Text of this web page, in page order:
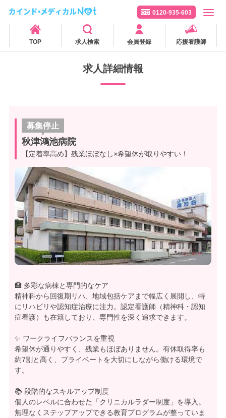
0120-935-603
TOP 求人検索 会員登録 応援看護師
求人詳細情報
募集停止
秋津鴻池病院
【定着率高め】残業ほぼなし×希望休が取りやすい！
🏥 多彩な病棟と専門的なケア
精神科から回復期リハ、地域包括ケアまで幅広く展開し、特
にリハビリや認知症治療に注力。認定看護師（精神科・認知
症看護）も在籍しており、専門性を深く追求できます。
✨ ワークライフバランスを重視
希望休が通りやすく、残業もほぼありません。有休取得率も
約7割と高く、プライベートを大切にしながら働ける環境で
す。
📚 段階的なスキルアップ制度
個人のレベルに合わせた「クリニカルラダー制度」を導入。
無理なくステップアップできる教育プログラムが整っていま